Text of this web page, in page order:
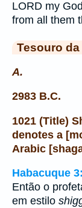
LORD my
from all them
Tesouro
A.
2983 B.C.
1021 (Title)
denotes a
Arabic
Habacuque
Então o
em estilo